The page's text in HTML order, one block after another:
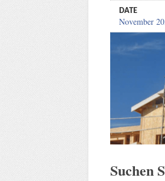
DATE
November
Suchen